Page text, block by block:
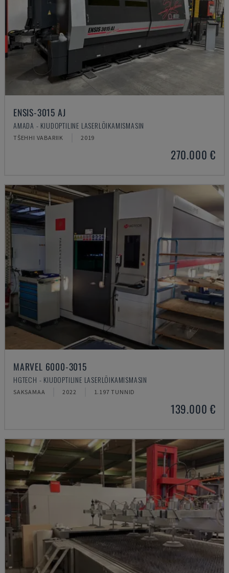
ENSIS-3015 AJ
AMADA - KIUDOPTILINE LASERLÕIKAMISMASIN
TŠEHHI VABARIIK 2019
270.000 €
MARVEL 6000-3015
HGTECH - KIUDOPTILINE LASERLÕIKAMISMASIN
SAKSAMAA 2022 1.197 TUNNID
139.000 €